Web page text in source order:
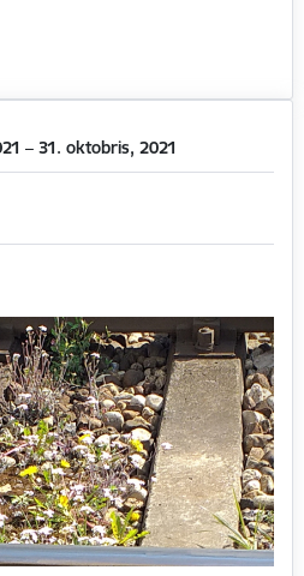
– 31. oktobris, 2021